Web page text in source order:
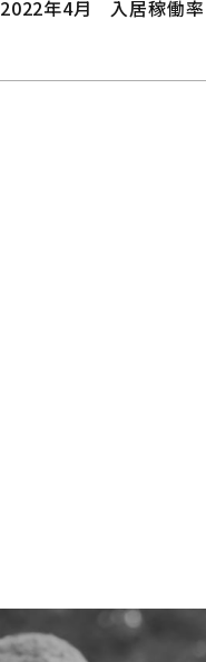
2022年4月 入居稼働